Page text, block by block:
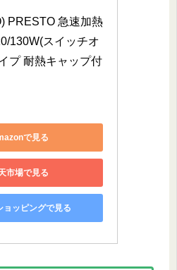
PRESTO 急速加熱
130W(スイッチオ
プ 耐熱キャップ付
で見る
市場で見る
ョッピングで見る